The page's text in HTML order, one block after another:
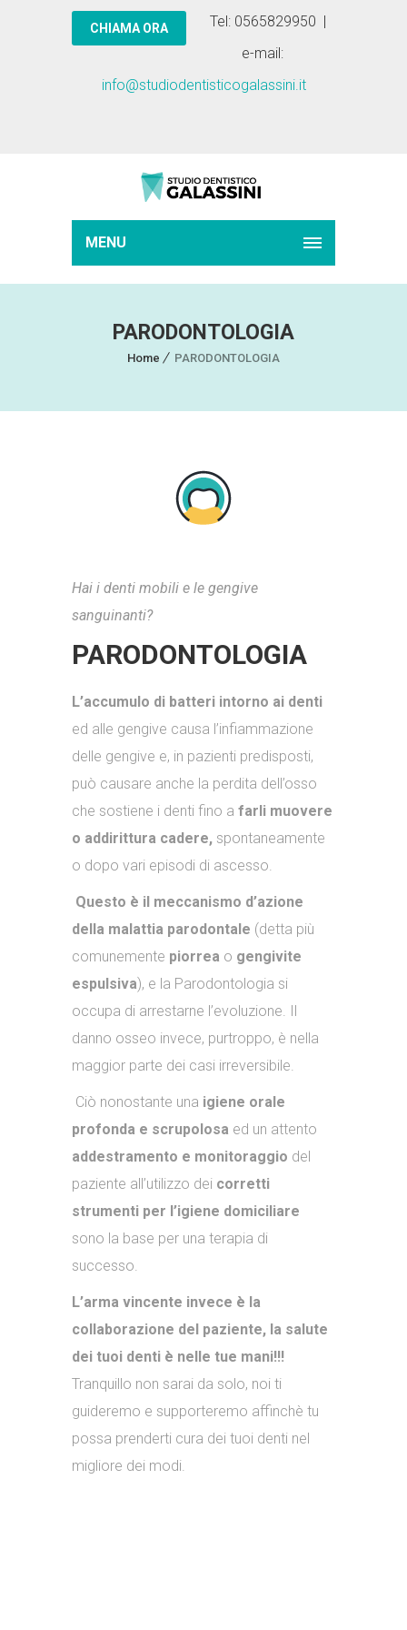
Tel: 0565829950 |
e-mail:
info@studiodentisticogalassini.it
MENU
PARODONTOLOGIA
Home PARODONTOLOGIA
Hai i denti mobili e le gengive
sanguinanti?
PARODONTOLOGIA
L’accumulo di batteri intorno ai denti
ed alle gengive causa l’infiammazione
delle gengive e, in pazienti predisposti,
può causare anche la perdita dell’osso
che sostiene i denti fino a farli muovere
o addirittura cadere, spontaneamente
o dopo vari episodi di ascesso.
Questo è il meccanismo d’azione
della malattia parodontale (detta più
comunemente piorrea o gengivite
espulsiva), e la Parodontologia si
occupa di arrestarne l’evoluzione. Il
danno osseo invece, purtroppo, è nella
maggior parte dei casi irreversibile.
Ciò nonostante una igiene orale
profonda e scrupolosa ed un attento
addestramento e monitoraggio del
paziente all’utilizzo dei corretti
strumenti per l’igiene domiciliare
sono la base per una terapia di
successo.
L’arma vincente invece è la
collaborazione del paziente, la salute
dei tuoi denti è nelle tue mani!!!
Tranquillo non sarai da solo, noi ti
guideremo e supporteremo affinchè tu
possa prenderti cura dei tuoi denti nel
migliore dei modi.